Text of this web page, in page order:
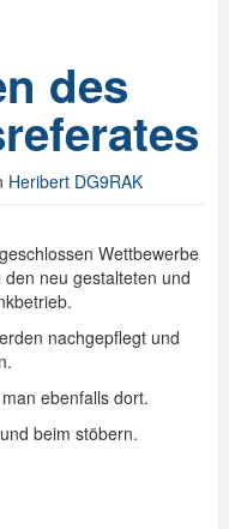
des
Heribert DG9RAK
Wettbewerbe
neu gestalteten und
nachgepflegt und
ebenfalls dort.
beim stöbern.